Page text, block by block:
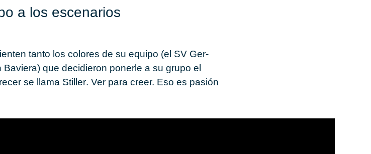
a los es­ce­na­rios
tanto los co­lo­res de su equi­po (el SV Ger­
Ba­vie­ra) que de­ci­die­ron po­ner­le a su grupo el
se llama Sti­ller. Ver para creer. Eso es pa­sión